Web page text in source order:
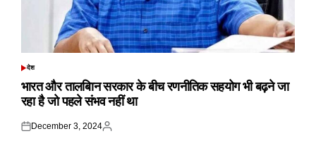
POSTED
देश
भारत और तालबिान सरकार के बीच रणनीतिक सहयोग भी बढ़ने जा
रहा है जो पहले संभव नहीं था
Posted
December 3, 2024
Posted